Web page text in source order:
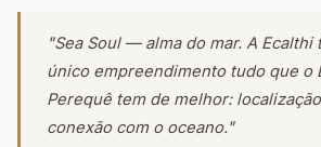
"Sea Soul — alma do mar. A Ecalthi
único empreendimento tudo que o
Perequê tem de melhor:
conexão com o oceano."